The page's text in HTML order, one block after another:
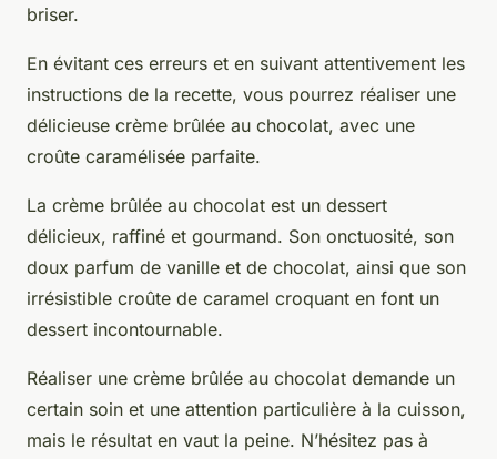
briser.
En évitant ces erreurs et en suivant attentivement les
instructions de la recette, vous pourrez réaliser une
délicieuse crème brûlée au chocolat, avec une
croûte caramélisée parfaite.
La crème brûlée au chocolat est un dessert
délicieux, raffiné et gourmand. Son onctuosité, son
doux parfum de vanille et de chocolat, ainsi que son
irrésistible croûte de caramel croquant en font un
dessert incontournable.
Réaliser une crème brûlée au chocolat demande un
certain soin et une attention particulière à la cuisson,
mais le résultat en vaut la peine. N’hésitez pas à